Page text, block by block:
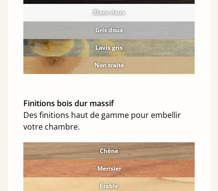
Blanc doux
Gris doux
Lavis gris
Non traité
Finitions bois dur massif
Des finitions haut de gamme pour embellir
votre chambre.
Chêne
Merisier
Érable